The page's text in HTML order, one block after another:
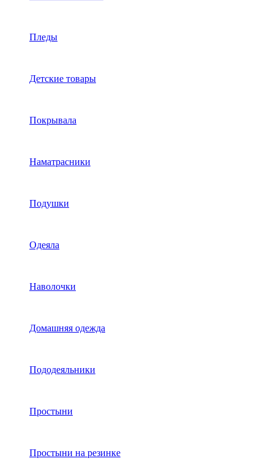
Пледы
Детские товары
Покрывала
Наматрасники
Подушки
Одеяла
Наволочки
Домашняя одежда
Пододеяльники
Простыни
Простыни на резинке